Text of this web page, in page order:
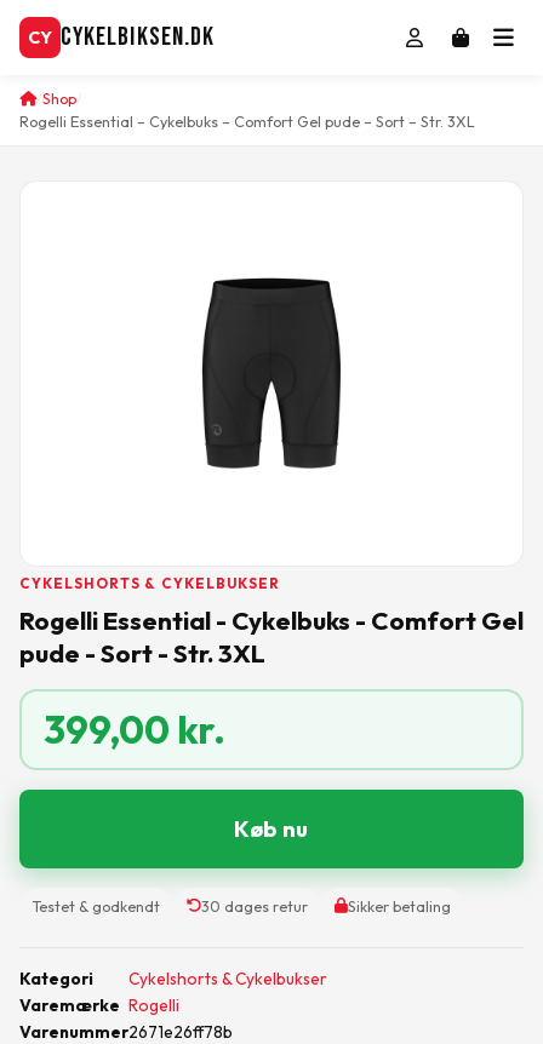
CY CykelBiksen.dk
Shop
Rogelli Essential – Cykelbuks – Comfort Gel pude – Sort – Str. 3XL
CYKELSHORTS & CYKELBUKSER
Rogelli Essential - Cykelbuks - Comfort Gel
pude - Sort - Str. 3XL
399,00 kr.
Køb nu
Testet & godkendt 30 dages retur Sikker betaling
Kategori
Cykelshorts & Cykelbukser
Varemærke Rogelli
Varenummer2671e26ff78b